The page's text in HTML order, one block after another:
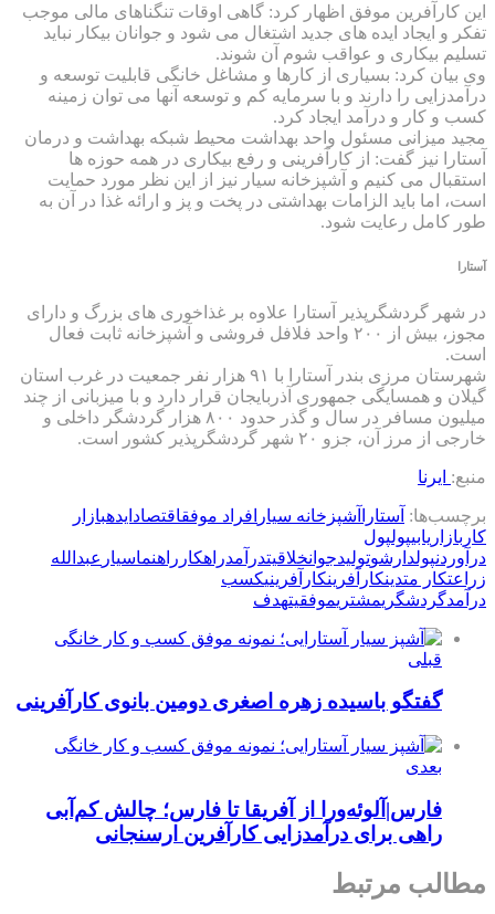
این کارآفرین موفق اظهار کرد: گاهی اوقات تنگناهای مالی موجب
تفکر و ایجاد ایده های جدید اشتغال می شود و جوانان بیکار نباید
تسلیم بیکاری و عواقب شوم آن شوند.
وی بیان کرد: بسیاری از کارها و مشاغل خانگی قابلیت توسعه و
درآمدزایی را دارند و با سرمایه کم و توسعه آنها می توان زمینه
کسب و کار و درآمد ایجاد کرد.
مجید میزانی مسئول واحد بهداشت محیط شبکه بهداشت و درمان
آستارا نیز گفت: از کارآفرینی و رفع بیکاری در همه حوزه ها
استقبال می کنیم و آشپزخانه سیار نیز از این نظر مورد حمایت
است، اما باید الزامات بهداشتی در پخت و پز و ارائه غذا در آن به
طور کامل رعایت شود.
آستارا
در شهر گردشگرپذیر آستارا علاوه بر غذاخوری های بزرگ و دارای
مجوز، بیش از ۲۰۰ واحد فلافل فروشی و آشپزخانه ثابت فعال
است.
شهرستان مرزی بندر آستارا با ۹۱ هزار نفر جمعیت در غرب استان
گیلان و همسایگی جمهوری آذربایجان قرار دارد و با میزبانی از چند
میلیون مسافر در سال و گذر حدود ۸۰۰ هزار گردشگر داخلی و
خارجی از مرز آن، جزو ۲۰ شهر گردشگرپذیر کشور است.
منبع: ایرنا
برچسب‌ها: آستارا آشپزخانه سیار افراد موفقاقتصاد ایدهبازار
کار بازاریابیپولپول
درآوردنپولدارشوتولیدجوانخلاقیتدرآمدراهکار راهنماسیار عبدالله
زراعتکار متدینکارآفرینکارآفرینیکسب
درآمدگردشگریمشتریموفقیتهدف
قبلی
گفتگو باسیده زهره اصغری دومین بانوی کارآفرینی
بعدی
فارس|آلوئه‌ورا از آفریقا تا فارس؛ چالش کم‌آبی
راهی برای درآمدزایی کارآفرین ارسنجانی
مطالب مرتبط